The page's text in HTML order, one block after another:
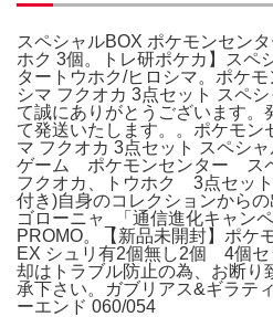
スペシャルBOX ポケモンセン
ホク 3個。トレ研ポケカ】スペ
タートウホク/ヒロシマ。ポケ
シマ フクオカ 3点セット スペ
て誠にありがとうございます。
て発送いたします。。ポケモン
マ フクオカ 3点セット スペシ
ゲーム ポケモンセンター スペ
フクオカ、トウホク 3点セッ
付き)自身のコレクションから
ゴローニャ_「通信進化キャン
PROMO。【新品未開封】ポケ
EX シュリ有2個無し2個 4個セ
却はトラブル防止の為、お断り
承下さい。ガブリアス&ギラテ
ーエンド 060/054